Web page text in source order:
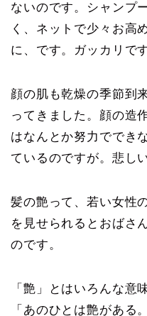
ないのです。シャンプ
く、ネットで少々お高
に、です。ガッカリで
顔の肌も乾燥の季節到
ってきました。顔の造
はなんとか努力ででき
ているのですが。悲し
髪の艶って、若い女性
を見せられるとおばさ
のです。
「艶」とはいろんな意
「あのひとは艶がある